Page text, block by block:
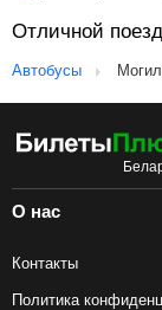
Отличной
Автобусы
О нас
Контакты
Политика